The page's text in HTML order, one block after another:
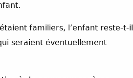
familiers, l’enfant reste-t-il
seraient éventuellement